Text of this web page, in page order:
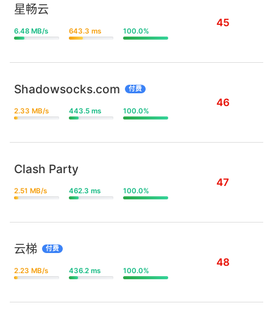
星畅云
6.48 MB/s 643.3 ms 100.0%
45
Shadowsocks.com 付费
2.33 MB/s 443.5 ms 100.0%
46
Clash Party
2.51 MB/s 462.3 ms 100.0%
47
云梯 付费
2.23 MB/s 436.2 ms 100.0%
48